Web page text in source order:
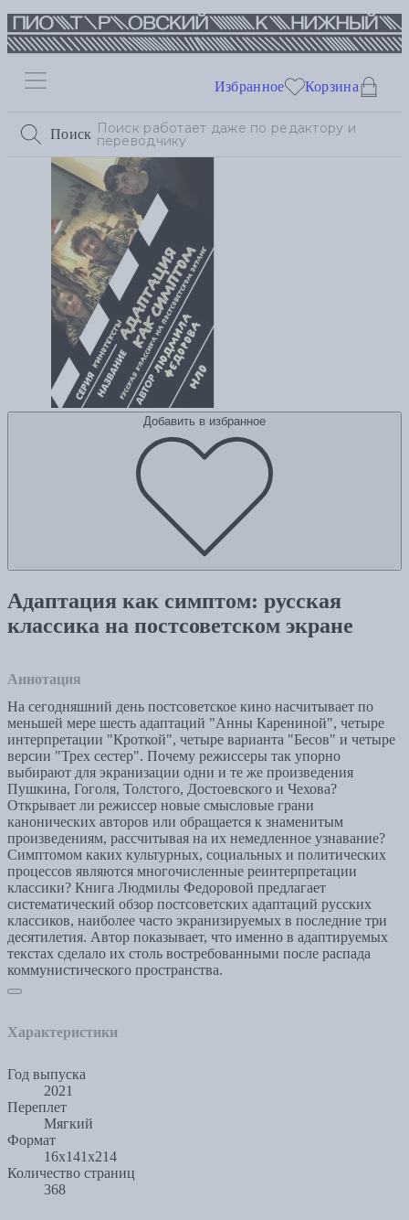
Поиск
Избранное Корзина
Добавить в избранное
Адаптация как симптом: русская
классика на постсоветском экране
Аннотация
На сегодняшний день постсоветское кино насчитывает по
меньшей мере шесть адаптаций "Анны Карениной", четыре
интерпретации "Кроткой", четыре варианта "Бесов" и четыре
версии "Трех сестер". Почему режиссеры так упорно
выбирают для экранизации одни и те же произведения
Пушкина, Гоголя, Толстого, Достоевского и Чехова?
Открывает ли режиссер новые смысловые грани
канонических авторов или обращается к знаменитым
произведениям, рассчитывая на их немедленное узнавание?
Симптомом каких культурных, социальных и политических
процессов являются многочисленные реинтерпретации
классики? Книга Людмилы Федоровой предлагает
систематический обзор постсоветских адаптаций русских
классиков, наиболее часто экранизируемых в последние три
десятилетия. Автор показывает, что именно в адаптируемых
текстах сделало их столь востребованными после распада
коммунистического пространства.
Характеристики
Год выпуска
2021
Переплет
Мягкий
Формат
16х141х214
Количество страниц
368